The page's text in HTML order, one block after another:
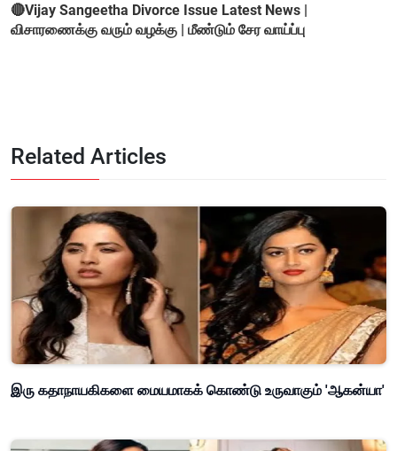
🔴Vijay Sangeetha Divorce Issue Latest News |
விசாரணைக்கு வரும் வழக்கு | மீண்டும் சேர வாய்ப்பு
Related Articles
இரு கதாநாயகிகளை மையமாகக் கொண்டு உருவாகும் 'ஆகன்யா'